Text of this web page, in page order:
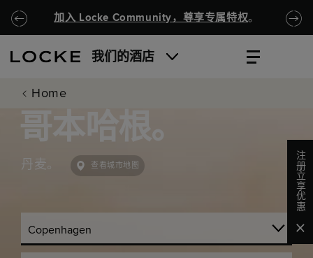
跳至主要内容
Locke.Header.SkipToNav
加入 Locke Community，尊享专属特权。
我们的酒店
Home
哥本哈根。
丹麦。 查看城市地图 注册立享优惠